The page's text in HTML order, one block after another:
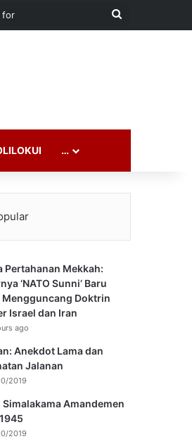
Search
…
Pertahanan Mekkah:
‘NATO Sunni’ Baru
Mengguncang Doktrin
Israel dan Iran
ago
Anekdot Lama dan
Jalanan
2019
Simalakama Amandemen
2019